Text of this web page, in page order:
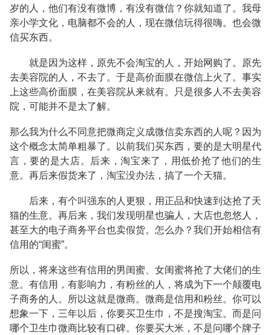
岁的人，他们有没有微博，有没有微信？你就知道了。我母
亲小学文化，电脑都不会的人，现在微信玩得很嗨。也会微
信买东西。
就是因为这样，原先不会淘宝的人，开始网购了。原先
去美容院的人，不去了。于是高价面膜在微信上火了。事实
上这些高价面膜，在美容院从来就有。只是很多人不去美容
院，可能并不是太了解。
那么我为什么不同意把微商定义成微信卖东西的人呢？因为
这个概念太简单粗暴了。以前我们买东西，要的是大明星代
言，要的是大店。后来，淘宝来了，用低价抢了他们的生
意。再后来假货来了，淘宝没办法，搞了一个天猫。
后来，有个叫强东的人更狠，用正品和快速到达抢了天
猫的生意。再后来，我们发现明星也骗人，大店也忽悠人，
甚至大的电子商务平台也卖假货。怎么办？我们开始相信有
信用的“闺蜜”。
所以，将来这些有信用的男闺蜜、女闺蜜将抢了大佬们的生
意。有信用，有影响力，有粉丝的人，将成为下一个颠覆电
子商务的人。所以这就是微商。微商是信用和粉丝。你可以
想象一下，三年以后，你要买卫生巾，不是搜淘宝。而是问
哪个卫生巾微商比较有口碑。你要买大米，不是问哪个牌子